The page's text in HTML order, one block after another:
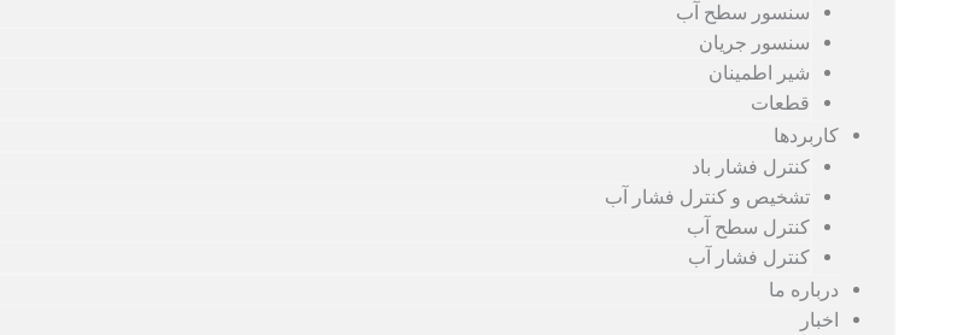
سنسور سطح آب
سنسور جریان
شیر اطمینان
قطعات
کاربردها
کنترل فشار باد
تشخیص و کنترل فشار آب
کنترل سطح آب
کنترل فشار آب
درباره ما
اخبار